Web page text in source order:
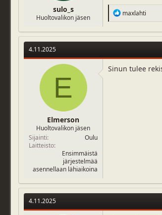
sulo_s
Huoltovalikon jäsen
R
e
c
t
o
n
maxlahti
4.11.2025
E
Elmerson
Huoltovalikon jäsen
Sijainti
Oulu
Laitteisto
Ensimmäistä
järjestelmää
asennellaan lähiaikoina
Sinun tulee
4.11.2025